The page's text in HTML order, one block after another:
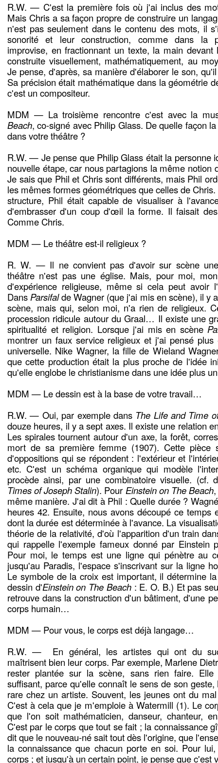
R.W. — C'est la première fois où j'ai inclus des
Mais Chris a sa façon propre de construire un
n'est pas seulement dans le contenu des mots, il
sonorité et leur construction, comme dans la
improvise, en fractionnant un texte, la main devant
construite visuellement, mathématiquement, au
Je pense, d'après, sa manière d'élaborer le son,
Sa précision était mathématique dans la géométrie
c'est un compositeur.
MDM — La troisième rencontre c'est avec la
Beach, co-signé avec Philip Glass. De quelle façon
dans votre théâtre ?
R.W. — Je pense que Philip Glass était la personne
nouvelle étape, car nous partagions la même notion
Je sais que Phil et Chris sont différents, mais Phil
les mêmes formes géométriques que celles de
structure, Phil était capable de visualiser à
d'embrasser d'un coup d'œil la forme. Il faisait
Comme Chris.
MDM — Le théâtre est-il religieux ?
R. W. — Il ne convient pas d'avoir sur scène
théâtre n'est pas une église. Mais, pour moi,
d'expérience religieuse, même si cela peut avoir
DansParsifalde Wagner (que j'ai mis en scène), il y
scène, mais qui, selon moi, n'a rien de religieux.
procession ridicule autour du Graal… Il existe une
spiritualité et religion. Lorsque j'ai mis en scène
montrer un faux service religieux et j'ai pensé
universelle. Nike Wagner, la fille de Wieland
que cette production était la plus proche de l'idée
qu'elle englobe le christianisme dans une idée plus
MDM — Le dessin est à la base de votre travail…
R.W. — Oui, par exemple dans The Life and Time
douze heures, il y a sept axes. Il existe une relation
Les spirales tournent autour d'un axe, la forêt,
mort de sa première femme (1907). Cette pièce
d'oppositions qui se répondent : l'extérieur et
etc. C'est un schéma organique qui modèle
procède ainsi, par une combinatoire visuelle. (cf.
Times of Joseph Stalin). Pour Einstein on The Beach,
même manière. J'ai dit à Phil : Quelle durée ?
heures 42. Ensuite, nous avons découpé ce temps
dont la durée est déterminée à l'avance. La
théorie de la relativité, d'où l'apparition d'un train
qui rappelle l'exemple fameux donné par Einstein
Pour moi, le temps est une ligne qui pénètre au
jusqu'au Paradis, l'espace s'inscrivant sur la ligne
Le symbole de la croix est important, il détermine
dessin d'Einstein on The Beach: E. O. B.) Et pas
retrouve dans la construction d'un bâtiment, d'une
corps humain…
MDM — Pour vous, le corps est déjà langage…
R.W. — En général, les artistes qui ont du
maîtrisent bien leur corps. Par exemple, Marlene
rester plantée sur la scène, sans rien faire.
suffisant, parce qu'elle connaît le sens de son
rare chez un artiste. Souvent, les jeunes ont du
C'est à cela que je m'emploie à Watermill (1). Le
que l'on soit mathématicien, danseur, chanteur,
C'est par le corps que tout se fait ; la connaissance
dit que le nouveau-né sait tout dès l'origine, que
la connaissance que chacun porte en soi. Pour
corps ; et jusqu'à un certain point, je pense que c'est